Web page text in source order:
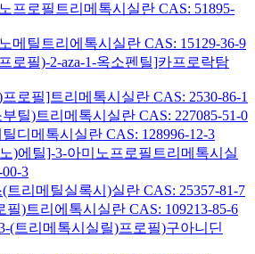
프로필트리메톡시실란 CAS: 51895-
메틸트리에톡시실란 CAS: 15129-36-9
로필)-2-aza-1-옥소펜틸]카프로락탐
로필]트리메톡시실란 CAS: 2530-86-1
틸)트리메톡시실란 CAS: 227085-51-0
디메톡시실란 CAS: 128996-12-3
)에틸]-3-아미노프로필트리메톡시실
3
리메틸실록시)실란 CAS: 25357-81-7
)트리에톡시실란 CAS: 109213-85-6
(트리메톡시실릴)프로필)구아니딘